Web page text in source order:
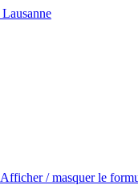
Afficher / masquer le